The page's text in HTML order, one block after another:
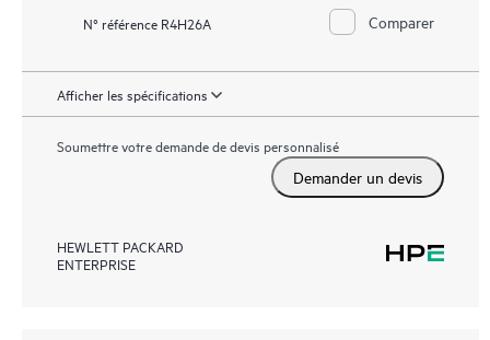
N° référence R4H26A Comparer
Afficher les spécifications
Soumettre votre demande de devis personnalisé
Demander un devis
HEWLETT PACKARD
ENTERPRISE